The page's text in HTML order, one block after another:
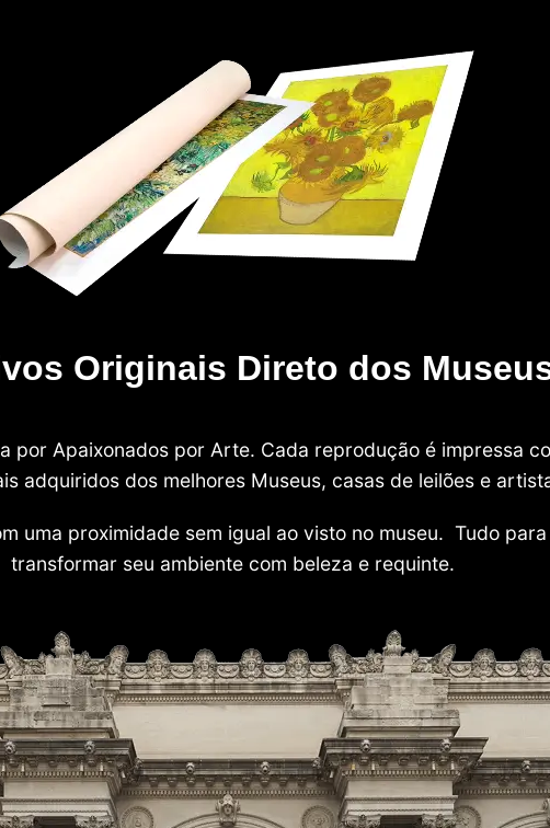
Originais Direto dos
por Apaixonados por Arte. Cada reprodução é impressa
adquiridos dos melhores Museus, casas de leilões e
uma proximidade sem igual ao visto no museu. Tudo
transformar seu ambiente com beleza e requinte.